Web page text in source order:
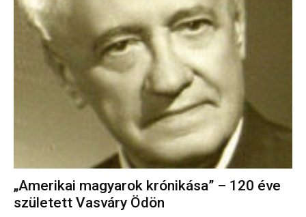
„Amerikai magyarok krónikása” – 120 éve
született Vasváry Ödön